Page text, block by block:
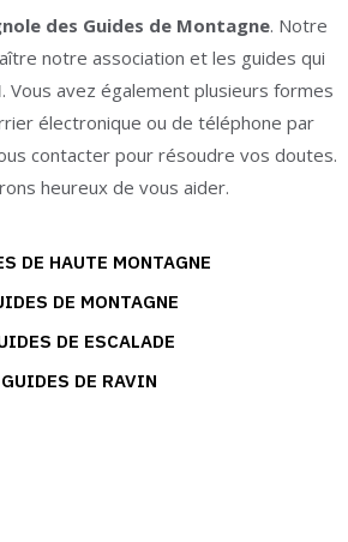
des Guides de Montagne. Notre
notre association et les guides qui
. Vous avez également plusieurs formes
électronique ou de téléphone par
contacter pour résoudre vos doutes.
heureux de vous aider.
DE HAUTE MONTAGNE
DE MONTAGNE
DE ESCALADE
GUIDES DE RAVIN